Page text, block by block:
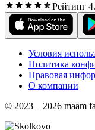
Рейтинг
Условия
Политика
Правовая
О компании
© 2023 – 2026 maam